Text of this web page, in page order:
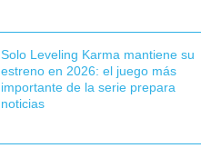
Solo Leveling Karma mantiene su
estreno en 2026: el juego más
importante de la serie prepara
noticias